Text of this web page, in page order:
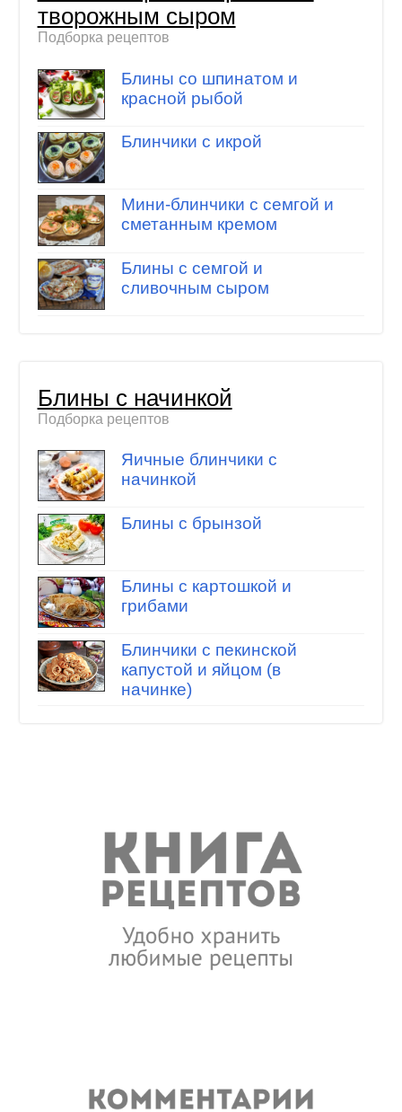
творожным сыром
Подборка рецептов
Блины со шпинатом и
красной рыбой
Блинчики с икрой
Мини-блинчики с семгой и
сметанным кремом
Блины с семгой и
сливочным сыром
Блины с начинкой
Подборка рецептов
Яичные блинчики с
начинкой
Блины с брынзой
Блины с картошкой и
грибами
Блинчики с пекинской
капустой и яйцом (в
начинке)